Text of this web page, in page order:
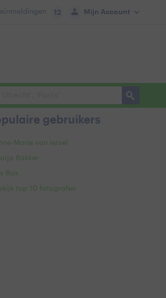
Mijn Account
12
gebruikers
Marie van Iersel
Bakker
Bax
top 10 fotografen